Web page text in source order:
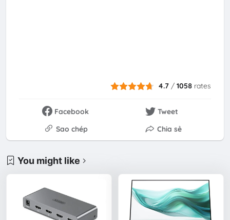
4.7 /1058 rates
Facebook
Tweet
Sao chép
Chia sẻ
You might like